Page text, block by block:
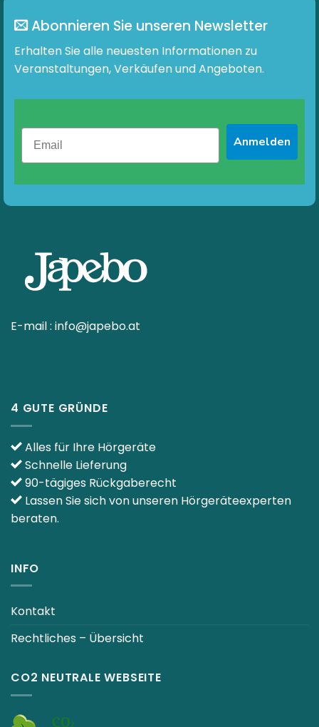
Abonnieren Sie unseren Newsletter
Erhalten Sie alle neuesten Informationen zu
Veranstaltungen, Verkäufen und Angeboten.
Anmelden
E-mail : info@japebo.at
4 GUTE GRÜNDE
Alles für Ihre Hörgeräte
Schnelle Lieferung
90-tägiges Rückgaberecht
Lassen Sie sich von unseren Hörgeräteexperten
beraten.
INFO
Kontakt
Rechtliches – Übersicht
CO2 NEUTRALE WEBSEITE